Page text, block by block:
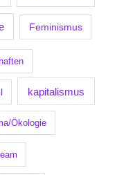
Feminismus
kapitalismus
Ökologie